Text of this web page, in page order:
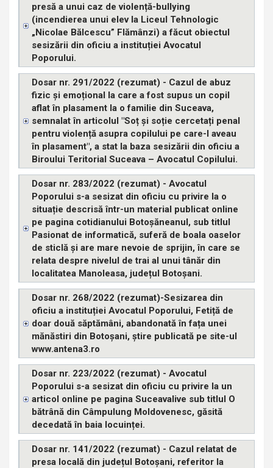
presă a unui caz de violență-bullying
(incendierea unui elev la Liceul Tehnologic
„Nicolae Bălcescu” Flămânzi) a făcut obiectul
sesizării din oficiu a instituției Avocatul
Poporului.
Dosar nr. 291/2022 (rezumat) - Cazul de abuz
fizic și emoțional la care a fost supus un copil
aflat în plasament la o familie din Suceava,
semnalat în articolul "Soț și soție cercetați penal
pentru violență asupra copilului pe care-l aveau
în plasament", a stat la baza sesizării din oficiu a
Biroului Teritorial Suceava – Avocatul Copilului.
Dosar nr. 283/2022 (rezumat) - Avocatul
Poporului s-a sesizat din oficiu cu privire la o
situație descrisă într-un material publicat online
pe pagina cotidianului Botoșăneanul, sub titlul
Pasionat de informatică, suferă de boala oaselor
de sticlă și are mare nevoie de sprijin, în care se
relata despre nivelul de trai al unui tânăr din
localitatea Manoleasa, județul Botoșani.
Dosar nr. 268/2022 (rezumat)-Sesizarea din
oficiu a instituției Avocatul Poporului, Fetiță de
doar două săptămâni, abandonată în fața unei
mănăstiri din Botoșani, știre publicată pe site-ul
www.antena3.ro
Dosar nr. 223/2022 (rezumat) - Avocatul
Poporului s-a sesizat din oficiu cu privire la un
articol online pe pagina Suceavalive sub titlul O
bătrână din Câmpulung Moldovenesc, găsită
decedată în baia locuinței.
Dosar nr. 141/2022 (rezumat) - Cazul relatat de
presa locală din județul Botoșani, referitor la